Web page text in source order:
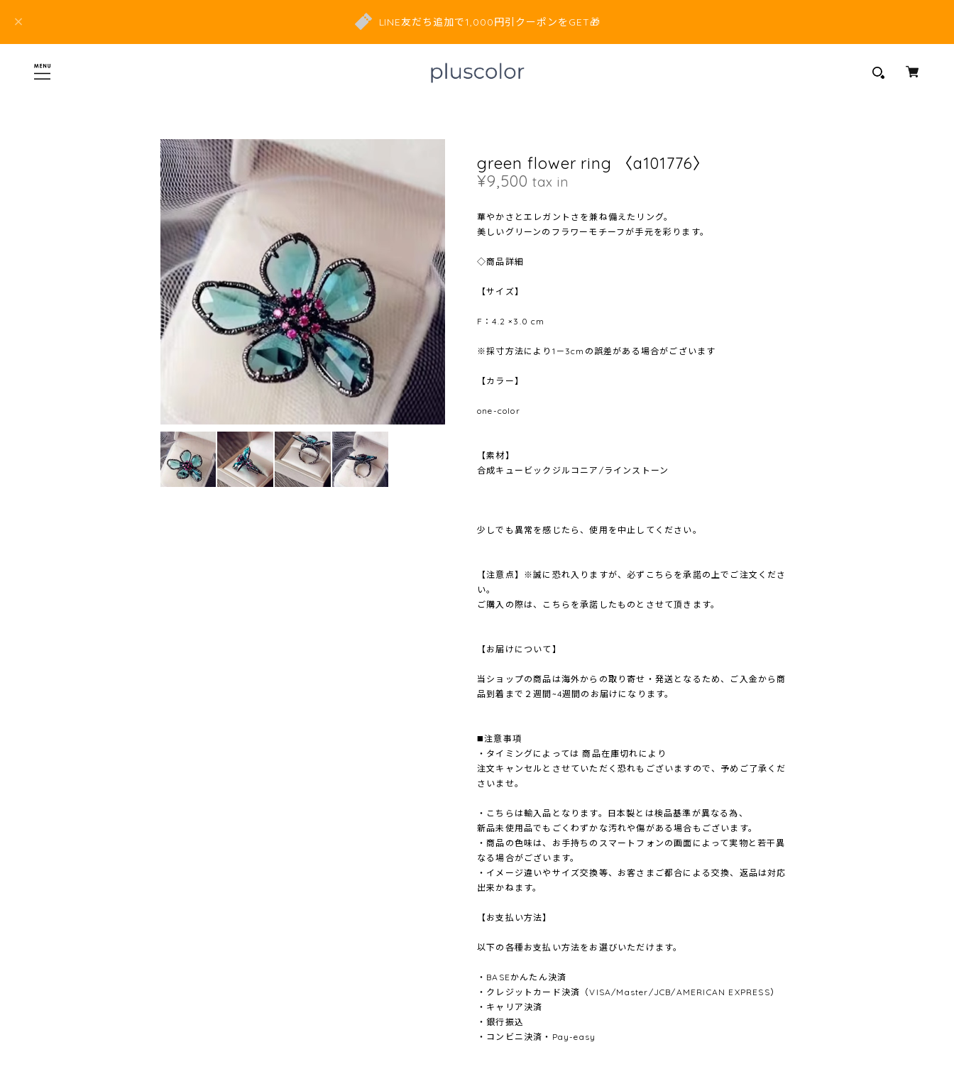
LINE友だち追加で1,000円引クーポンをGET🎁
green flower ring 〈a101776〉
¥9,500 tax in
華やかさとエレガントさを兼ね備えたリング。
美しいグリーンのフラワーモチーフが手元を彩ります。
◇商品詳細
【サイズ】
F：4.2 ×3.0 cm
※採寸方法により1－3cmの誤差がある場合がございます
【カラー】
one-color
【素材】
合成キュービックジルコニア/ラインストーン
少しでも異常を感じたら、使用を中止してください。
【注意点】※誠に恐れ入りますが、必ずこちらを承諾の上でご注文くださ
い。
ご購入の際は、こちらを承諾したものとさせて頂きます。
【お届けについて】
当ショップの商品は海外からの取り寄せ・発送となるため、ご入金から商
品到着まで２週間~4週間のお届けになります。
◼️注意事項
・タイミングによっては 商品在庫切れにより
注文キャンセルとさせていただく恐れもございますので、予めご了承くだ
さいませ。
・こちらは輸入品となります。日本製とは検品基準が異なる為、
新品未使用品でもごくわずかな汚れや傷がある場合もございます。
・商品の色味は、お手持ちのスマートフォンの画面によって実物と若干異
なる場合がございます。
・イメージ違いやサイズ交換等、お客さまご都合による交換、返品は対応
出来かねます。
【お支払い方法】
以下の各種お支払い方法をお選びいただけます。
・BASEかんたん決済
・クレジットカード決済（VISA/Master/JCB/AMERICAN EXPRESS）
・キャリア決済
・銀行振込
・コンビニ決済・Pay-easy